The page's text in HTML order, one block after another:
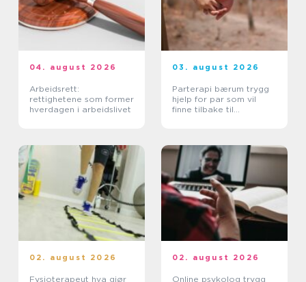
04. august 2026
Arbeidsrett:
rettighetene som former
hverdagen i arbeidslivet
03. august 2026
Parterapi bærum trygg
hjelp for par som vil
finne tilbake til
02. august 2026
Fysioterapeut hva gjør
02. august 2026
Online psykolog trygg